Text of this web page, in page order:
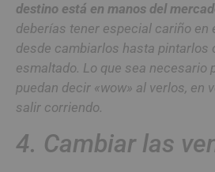
destino está en manos del
deberías tener especial cariño en
desde cambiarlos hasta pintarlos
esmaltado. Lo que sea necesario
puedan decir «wow» al verlos, en
salir corriendo.
4. Cambiar las